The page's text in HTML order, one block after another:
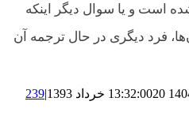
است و یا سوال دیگر اینکه
فرد دیگری در حال ترجمه آن
1404/ 20 خرداد 1393 |
239